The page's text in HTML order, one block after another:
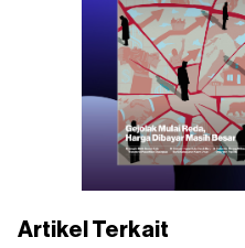
Artikel Terkait